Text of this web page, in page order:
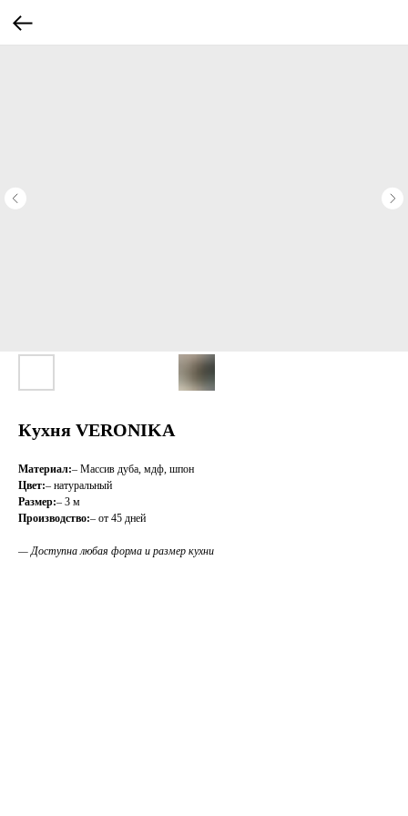
Кухня VERONIKA
Материал:– Массив дуба, мдф, шпон
Цвет:– натуральный
Размер:– 3 м
Производство:– от 45 дней
— Доступна любая форма и размер кухни